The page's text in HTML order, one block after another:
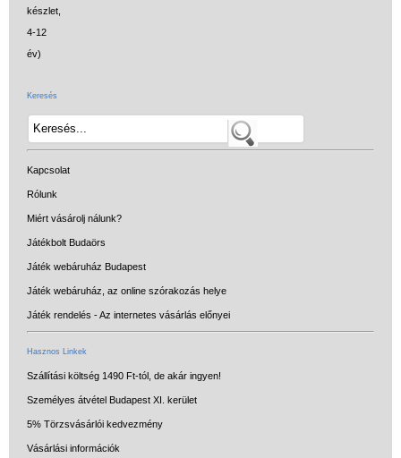
Keresés
Kapcsolat
Rólunk
Miért vásárolj nálunk?
Játékbolt Budaörs
Játék webáruház Budapest
Játék webáruház, az online szórakozás helye
Játék rendelés - Az internetes vásárlás előnyei
Hasznos Linkek
Szállítási költség 1490 Ft-tól, de akár ingyen!
Személyes átvétel Budapest XI. kerület
5% Törzsvásárlói kedvezmény
Vásárlási információk